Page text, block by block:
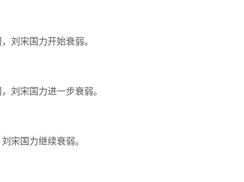
刘宋国力开始衰弱。
刘宋国力进一步衰弱。
宋国力继续衰弱。